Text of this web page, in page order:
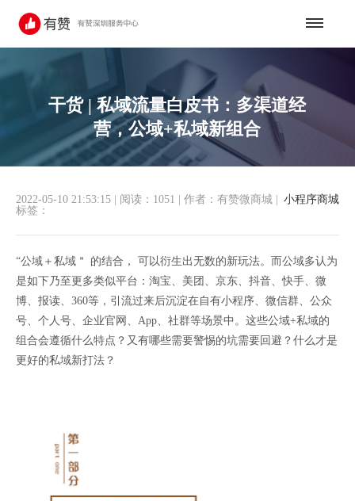
干货 | 私域流量白皮书：多渠道经
营，公域+私域新组合
小程序商城
2022-05-10 21:53:15 阅读：1051 作者：有赞微商城
标签：
“公域＋私域＂ 的结合， 可以衍生出无数的新玩法。而公域多认为
是如下乃至更多类似平台：淘宝、美团、京东、抖音、快手、微
博、报读、360等，引流过来后沉淀在自有小程序、微信群、公众
号、个人号、企业官网、App、社群等场景中。这些公域+私域的
组合会遵循什么特点？又有哪些需要警惕的坑需要回避？什么才是
更好的私域新打法？